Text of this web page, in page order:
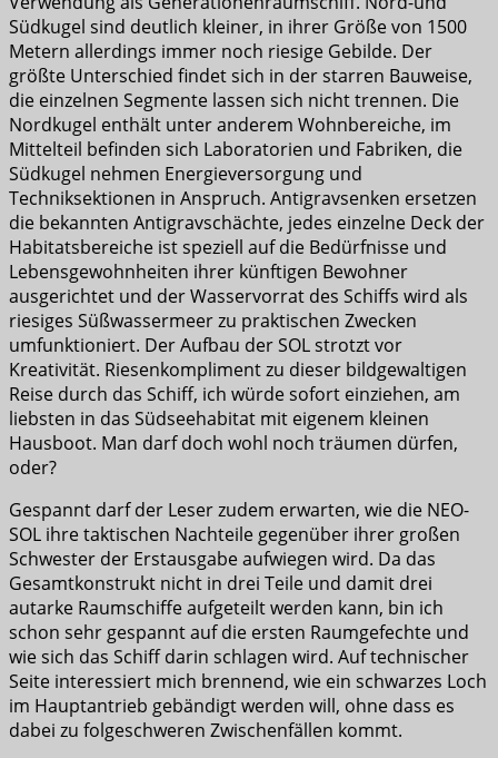
Südkugel sind deutlich kleiner, in ihrer Größe von 1500
Metern allerdings immer noch riesige Gebilde. Der
größte Unterschied findet sich in der starren Bauweise,
die einzelnen Segmente lassen sich nicht trennen. Die
Nordkugel enthält unter anderem Wohnbereiche, im
Mittelteil befinden sich Laboratorien und Fabriken, die
Südkugel nehmen Energieversorgung und
Techniksektionen in Anspruch. Antigravsenken ersetzen
die bekannten Antigravschächte, jedes einzelne Deck der
Habitatsbereiche ist speziell auf die Bedürfnisse und
Lebensgewohnheiten ihrer künftigen Bewohner
ausgerichtet und der Wasservorrat des Schiffs wird als
riesiges Süßwassermeer zu praktischen Zwecken
umfunktioniert. Der Aufbau der SOL strotzt vor
Kreativität. Riesenkompliment zu dieser bildgewaltigen
Reise durch das Schiff, ich würde sofort einziehen, am
liebsten in das Südseehabitat mit eigenem kleinen
Hausboot. Man darf doch wohl noch träumen dürfen,
oder?
Gespannt darf der Leser zudem erwarten, wie die NEO-
SOL ihre taktischen Nachteile gegenüber ihrer großen
Schwester der Erstausgabe aufwiegen wird. Da das
Gesamtkonstrukt nicht in drei Teile und damit drei
autarke Raumschiffe aufgeteilt werden kann, bin ich
schon sehr gespannt auf die ersten Raumgefechte und
wie sich das Schiff darin schlagen wird. Auf technischer
Seite interessiert mich brennend, wie ein schwarzes Loch
im Hauptantrieb gebändigt werden will, ohne dass es
dabei zu folgeschweren Zwischenfällen kommt.